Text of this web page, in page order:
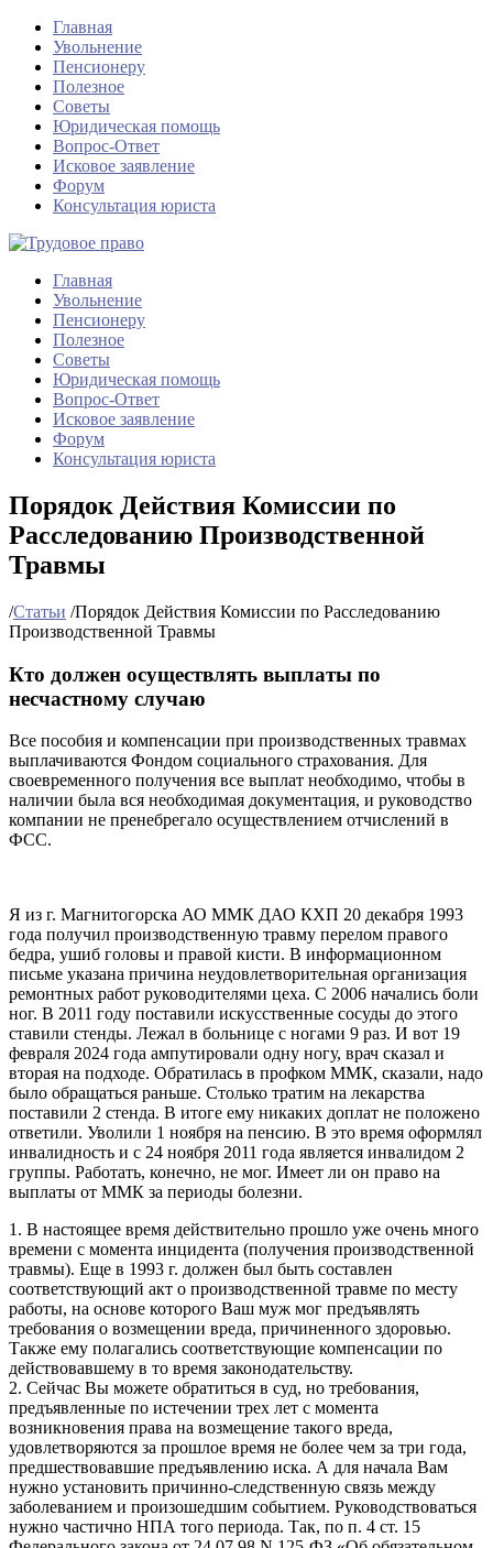
Главная
Увольнение
Пенсионеру
Полезное
Советы
Юридическая помощь
Вопрос-Ответ
Исковое заявление
Форум
Консультация юриста
Главная
Увольнение
Пенсионеру
Полезное
Советы
Юридическая помощь
Вопрос-Ответ
Исковое заявление
Форум
Консультация юриста
Порядок Действия Комиссии по
Расследованию Производственной
Травмы
/Статьи /Порядок Действия Комиссии по Расследованию
Производственной Травмы
Кто должен осуществлять выплаты по
несчастному случаю
Все пособия и компенсации при производственных травмах
выплачиваются Фондом социального страхования. Для
своевременного получения все выплат необходимо, чтобы в
наличии была вся необходимая документация, и руководство
компании не пренебрегало осуществлением отчислений в
ФСС.
Я из г. Магнитогорска АО ММК ДАО КХП 20 декабря 1993
года получил производственную травму перелом правого
бедра, ушиб головы и правой кисти. В информационном
письме указана причина неудовлетворительная организация
ремонтных работ руководителями цеха. С 2006 начались боли
ног. В 2011 году поставили искусственные сосуды до этого
ставили стенды. Лежал в больнице с ногами 9 раз. И вот 19
февраля 2024 года ампутировали одну ногу, врач сказал и
вторая на подходе. Обратилась в профком ММК, сказали, надо
было обращаться раньше. Столько тратим на лекарства
поставили 2 стенда. В итоге ему никаких доплат не положено
ответили. Уволили 1 ноября на пенсию. В это время оформлял
инвалидность и с 24 ноября 2011 года является инвалидом 2
группы. Работать, конечно, не мог. Имеет ли он право на
выплаты от ММК за периоды болезни.
1. В настоящее время действительно прошло уже очень много
времени с момента инцидента (получения производственной
травмы). Еще в 1993 г. должен был быть составлен
соответствующий акт о производственной травме по месту
работы, на основе которого Ваш муж мог предъявлять
требования о возмещении вреда, причиненного здоровью.
Также ему полагались соответствующие компенсации по
действовавшему в то время законодательству.
2. Сейчас Вы можете обратиться в суд, но требования,
предъявленные по истечении трех лет с момента
возникновения права на возмещение такого вреда,
удовлетворяются за прошлое время не более чем за три года,
предшествовавшие предъявлению иска. А для начала Вам
нужно установить причинно-следственную связь между
заболеванием и произошедшим событием. Руководствоваться
нужно частично НПА того периода. Так, по п. 4 ст. 15